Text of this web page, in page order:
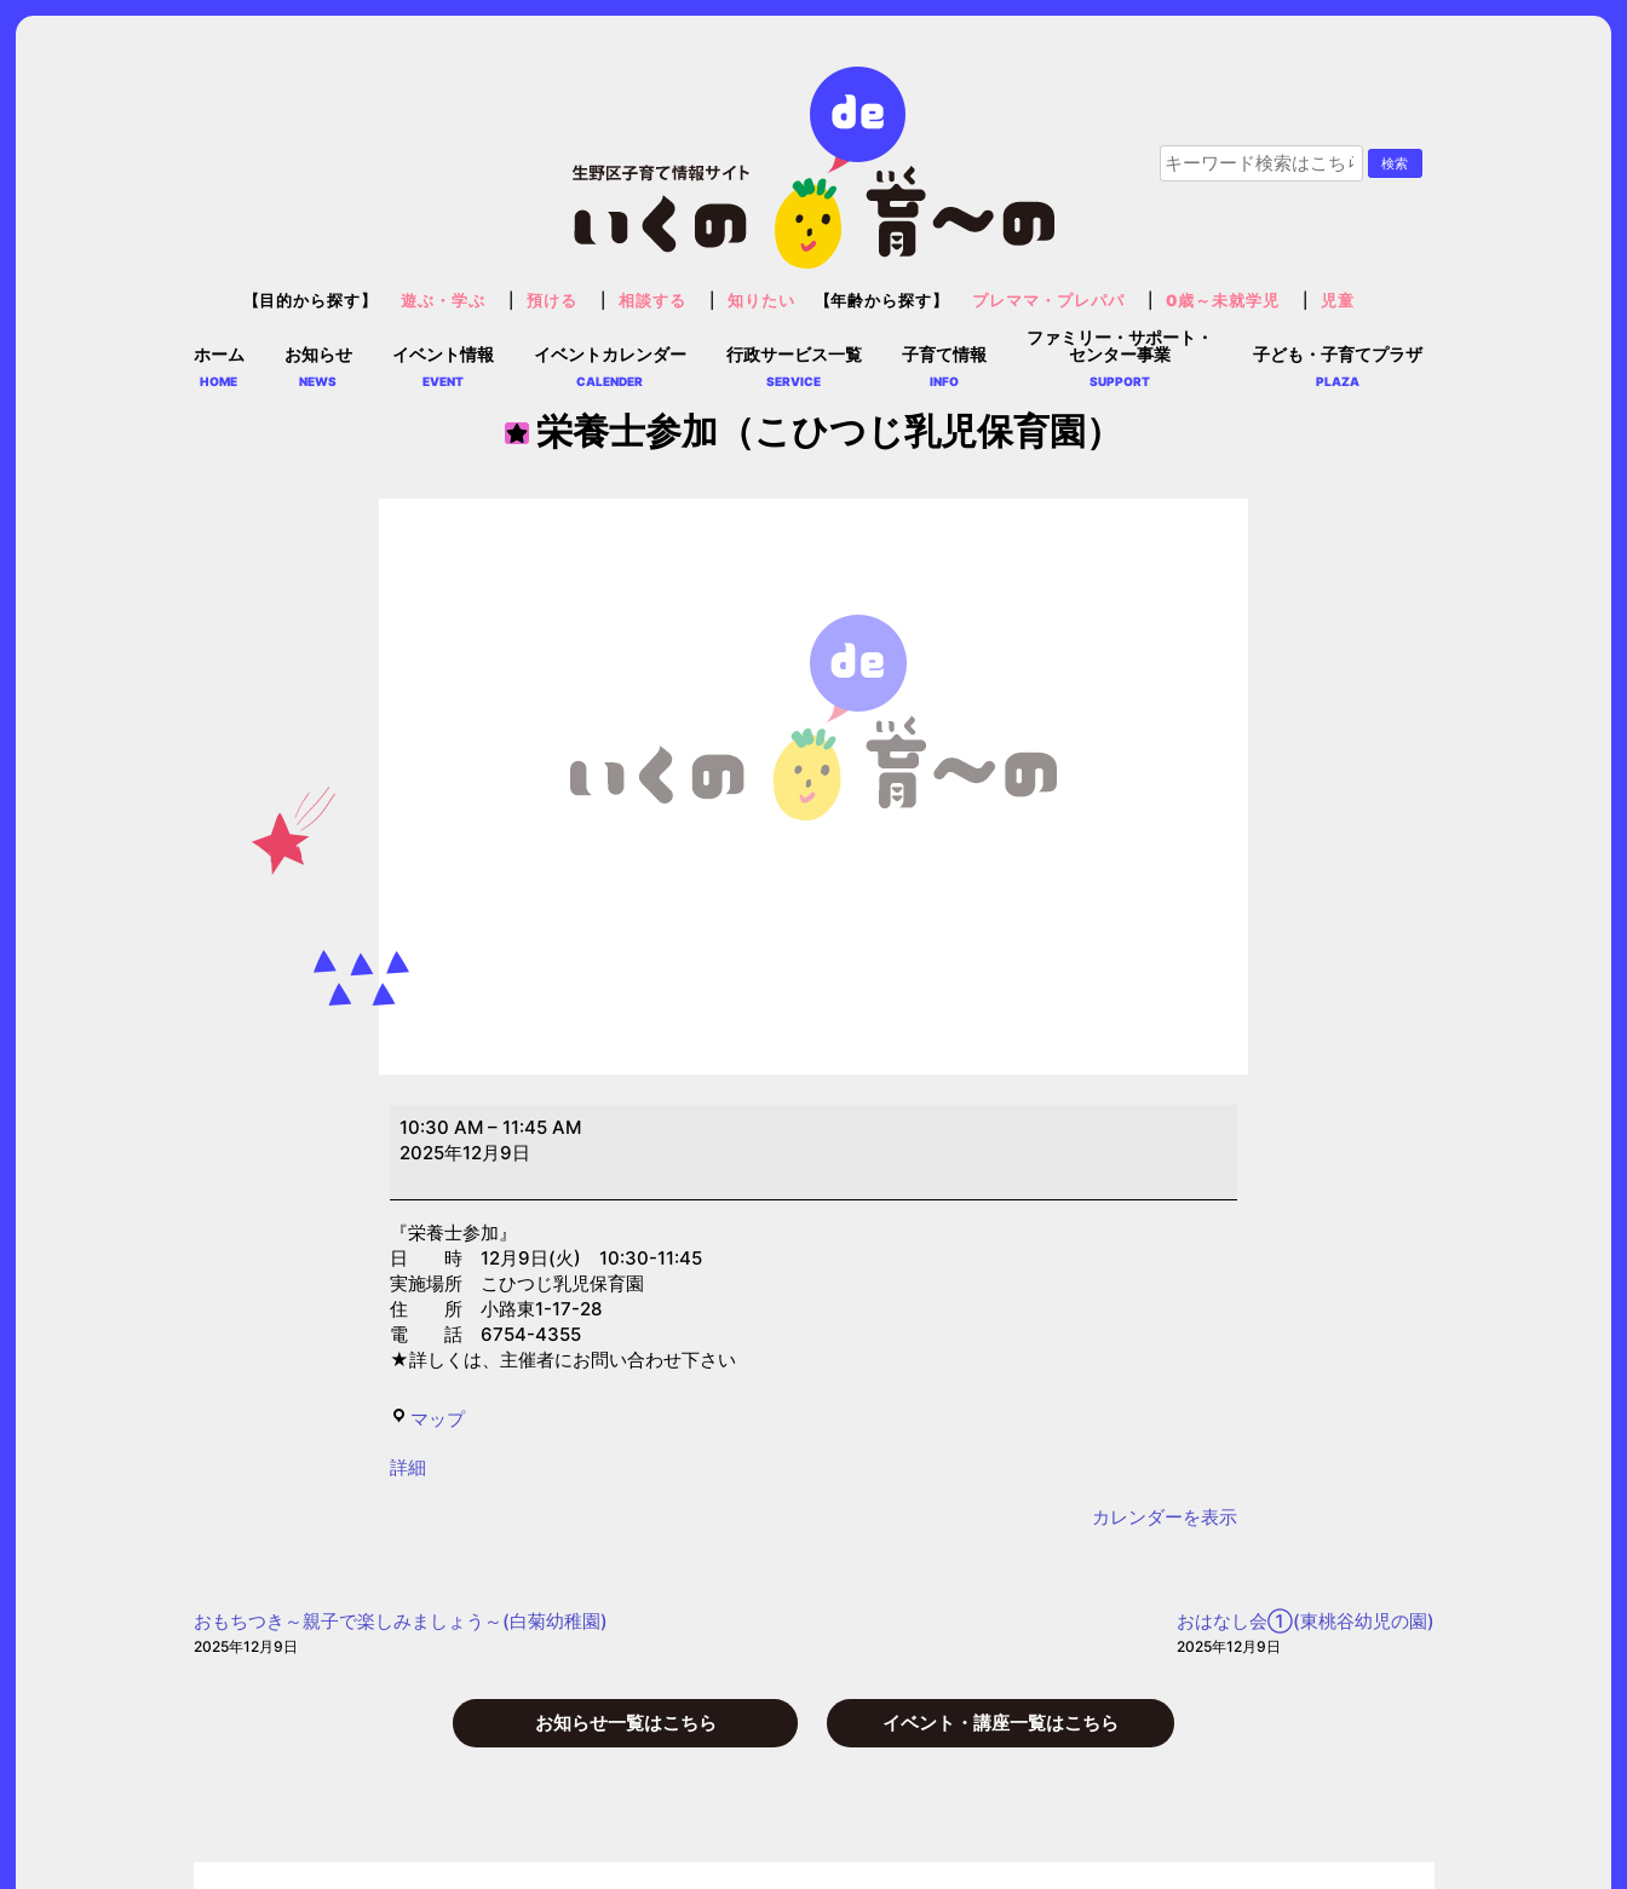
ホーム
HOME
お知らせ
NEWS
イベント情報
EVENT
イベントカレンダー
CALENDER
行政サービス一覧
SERVICE
子育て情報
INFO
ファミリー・サポート・
センター事業
SUPPORT
子ども・子育てプラザ
PLAZA
【目的から探す】 遊ぶ・学ぶ 預ける 相談する 知りたい 【年齢から探す】 プレママ・プレパパ 0歳～未就学児 児童
栄養士参加（こひつじ乳児保育園）
栄
養
加
（こ
ひ
つ
じ
保
10:30 AM – 11:45 AM
2025年12月9日
『栄養士参加』
日 時 12月9日(火) 10:30-11:45
実施場所 こひつじ乳児保育園
住 所 小路東1-17-28
電 話 6754-4355
★詳しくは、主催者にお問い合わせ下さい
マップこ
育
{title}
詳細
カレンダーを表示
おもちつき～親子で楽しみましょう～(白菊幼稚園)
2025年12月9日
おはなし会①(東桃谷幼児の園)
2025年12月9日
お知らせ一覧はこちら イベント・講座一覧はこちら